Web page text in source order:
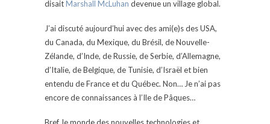
disaitMarshall McLuhan devenue un village global.
J’ai discuté aujourd’hui avec des ami(e)s des USA,
du Canada, du Mexique, du Brésil, de Nouvelle-
Zélande, d’Inde, de Russie, de Serbie, d’Allemagne,
d’Italie, de Belgique, de Tunisie, d’Israël et bien
entendu de France et du Québec. Non… Je n’ai pas
encore de connaissances à l’Ile de Pâques…